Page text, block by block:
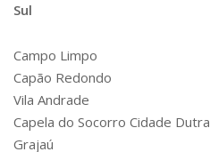
Sul
Campo Limpo
Capão Redondo
Vila Andrade
Capela do Socorro Cidade Dutra
Grajaú